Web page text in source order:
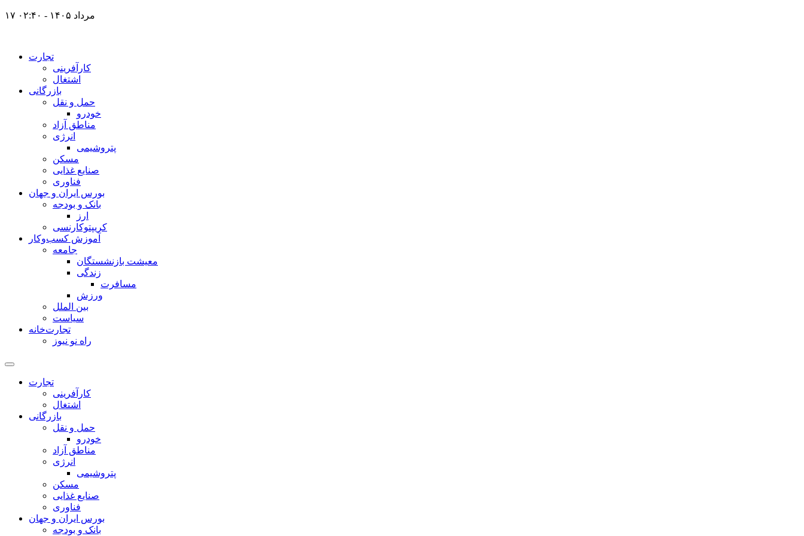
۱۷ مرداد ۱۴۰۵ - ۰۲:۴۰
تجارت
کارآفرینی
اشتغال
بازرگانی
حمل و نقل
خودرو
مناطق آزاد
انرژی
پتروشیمی
مسکن
صنایع غذایی
فناوری
بورس ایران و جهان
بانک و بودجه
ارز
کریپتوکارنسی
آموزش کسب‌وکار
جامعه
معیشت بازنشستگان
زندگی
مسافرت
ورزش
بین الملل
سیاست
تجارت‌خانه
راه نو نیوز
تجارت
کارآفرینی
اشتغال
بازرگانی
حمل و نقل
خودرو
مناطق آزاد
انرژی
پتروشیمی
مسکن
صنایع غذایی
فناوری
بورس ایران و جهان
بانک و بودجه